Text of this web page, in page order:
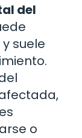
del
suele
o